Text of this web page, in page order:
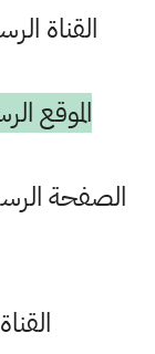
القناة
الموقع
الصفحة